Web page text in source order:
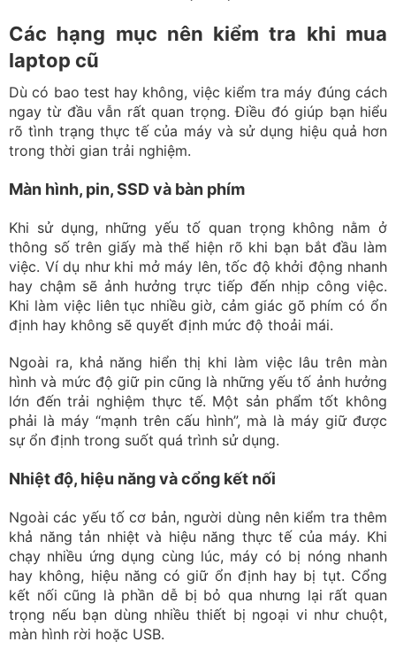
Các hạng mục nên kiểm tra khi mua
laptop cũ
Dù có bao test hay không, việc kiểm tra máy đúng cách
ngay từ đầu vẫn rất quan trọng. Điều đó giúp bạn hiểu
rõ tình trạng thực tế của máy và sử dụng hiệu quả hơn
trong thời gian trải nghiệm.
Màn hình, pin, SSD và bàn phím
Khi sử dụng, những yếu tố quan trọng không nằm ở
thông số trên giấy mà thể hiện rõ khi bạn bắt đầu làm
việc. Ví dụ như khi mở máy lên, tốc độ khởi động nhanh
hay chậm sẽ ảnh hưởng trực tiếp đến nhịp công việc.
Khi làm việc liên tục nhiều giờ, cảm giác gõ phím có ổn
định hay không sẽ quyết định mức độ thoải mái.
Ngoài ra, khả năng hiển thị khi làm việc lâu trên màn
hình và mức độ giữ pin cũng là những yếu tố ảnh hưởng
lớn đến trải nghiệm thực tế. Một sản phẩm tốt không
phải là máy “mạnh trên cấu hình”, mà là máy giữ được
sự ổn định trong suốt quá trình sử dụng.
Nhiệt độ, hiệu năng và cổng kết nối
Ngoài các yếu tố cơ bản, người dùng nên kiểm tra thêm
khả năng tản nhiệt và hiệu năng thực tế của máy. Khi
chạy nhiều ứng dụng cùng lúc, máy có bị nóng nhanh
hay không, hiệu năng có giữ ổn định hay bị tụt. Cổng
kết nối cũng là phần dễ bị bỏ qua nhưng lại rất quan
trọng nếu bạn dùng nhiều thiết bị ngoại vi như chuột,
màn hình rời hoặc USB.